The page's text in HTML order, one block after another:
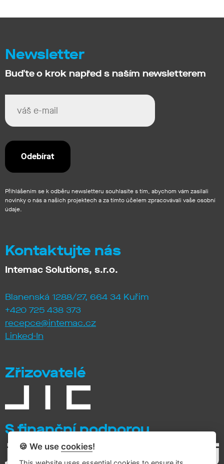
Newsletter
Buďte o krok napřed s naším newsletterem
Přihlášením se k odběru newsletteru souhlasíte s tím, abychom vám zasílali
novinky o nás a našich projektech a za tímto účelem zpracovávali vaše osobní
údaje.
Kontaktujte nás
Intemac Solutions, s.r.o.
Blanenská 1288/27, 664 34 Kuřim
+420 725 438 373
recepce@intemac.cz
Linked-In
Zřizovatelé
S finanční podporou
🍪 We usecookies!